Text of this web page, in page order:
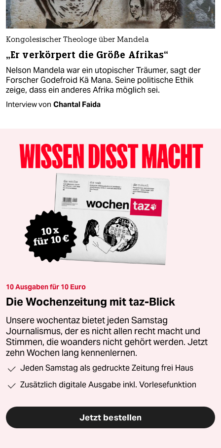
Kongolesischer Theologe über Mandela
„Er verkörpert die Größe Afrikas“
Nelson Mandela war ein utopischer Träumer, sagt der
Forscher Godefroid Kä Mana. Seine politische Ethik
zeige, dass ein anderes Afrika möglich sei.
Interview von Chantal Faida
10 Ausgaben für 10 Euro
Die Wochenzeitung mit taz-Blick
Unsere wochentaz bietet jeden Samstag
Journalismus, der es nicht allen recht macht und
Stimmen, die woanders nicht gehört werden. Jetzt
zehn Wochen lang kennenlernen.
Jeden Samstag als gedruckte Zeitung frei Haus
Zusätzlich digitale Ausgabe inkl. Vorlesefunktion
Jetzt bestellen